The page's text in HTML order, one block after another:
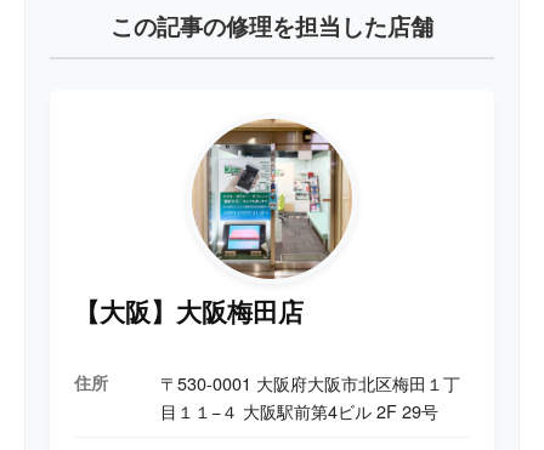
この記事の修理を担当した店舗
【大阪】大阪梅田店
住所
〒530-0001 大阪府大阪市北区梅田１丁
目１１−４ 大阪駅前第4ビル 2F 29号